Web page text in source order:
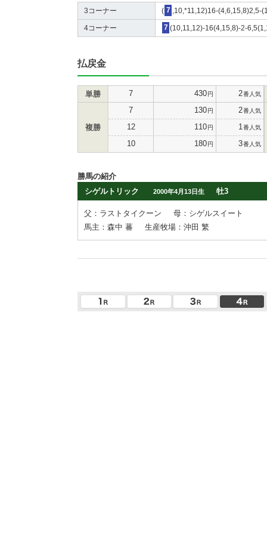
3コーナー ( 7 ,10,*11,12)16-(4,6,15,8)2,5-
4コーナー 7 (10,11,12)-16(4,15,8)-2-
払戻金
単勝 7 430円 2番人気
複勝
7 130円 2番人気
12 110円 1 番人気
10 180円 3番人気
勝馬の紹介
シゲルトリック
2000年4月13日生 牡3
父：ラストタイクーン
母：シゲルスイート
馬主：森中 蕃
生産牧場：沖田 繁